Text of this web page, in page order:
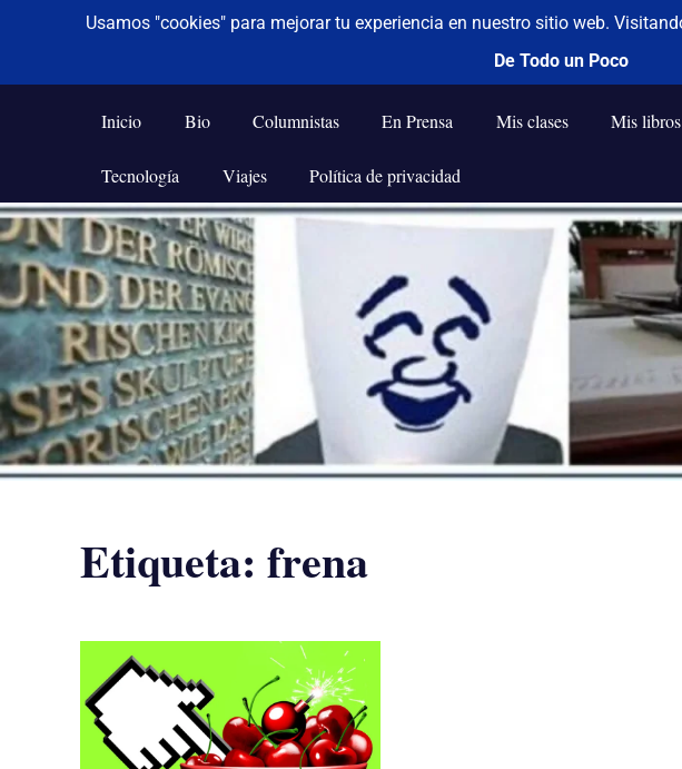
Saltar
al
contenido
De todo un poco
Frases,
Humor,
Tecnología
y
Viajes
Inicio Bio Columnistas En Prensa Mis clases Mis libros
Tecnología Viajes Política de privacidad
Etiqueta: frena